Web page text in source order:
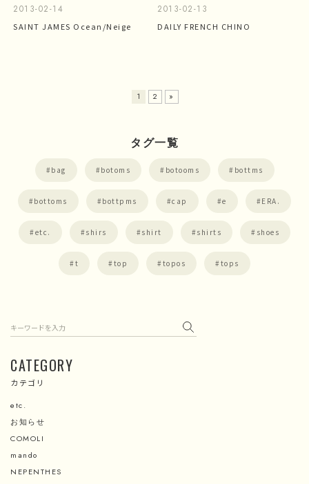
2013-02-14
SAINT JAMES Ocean/Neige
2013-02-13
DAILY FRENCH CHINO
1 2 »
タグ一覧
bag botoms botooms bottms
bottoms bottpms cap e ERA.
etc. shirs shirt shirts shoes
t top topos tops
CATEGORY
カテゴリ
etc.
お知らせ
COMOLI
mando
NEPENTHES